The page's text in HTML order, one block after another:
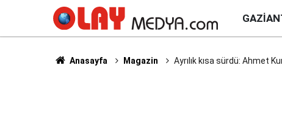
Anasayfa Magazin Ayrılık kısa sürdü: Ahmet